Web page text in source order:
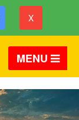
X
MENU